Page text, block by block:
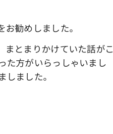
勧めしました。
とまりかけていた話がこ
た方がいらっしゃいまし
ました。